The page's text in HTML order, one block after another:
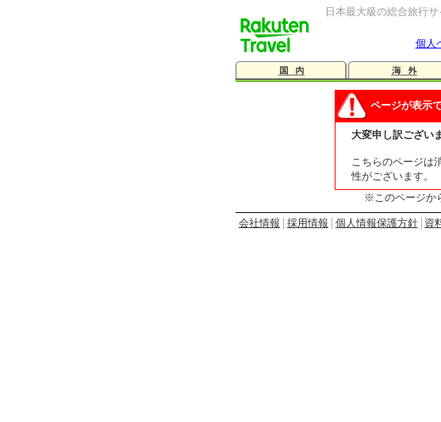
日本最大級の総合旅行
個人
ページが表示
大変申し訳ござい
こちらのページは
性がございます。
※このページか
会社情報 採用情報 個人情報保護方針 資